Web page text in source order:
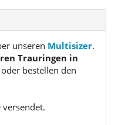
unseren Multisizer.
Trauringen in
bestellen den